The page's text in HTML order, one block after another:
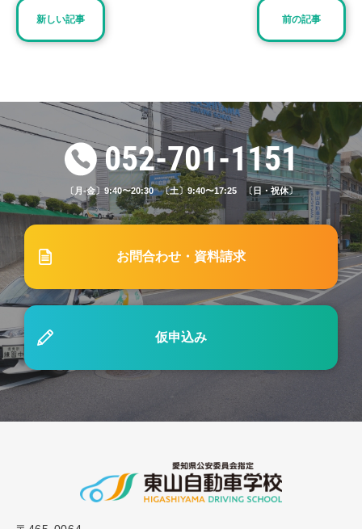
ブログ
ブログ 2026.05.10
#79 仮免許取得年齢の変更とは？制度改正の内容
と早く免許を取得するメリット
冬の短期集中スピードプラン受付終了のお知らせ
#59「MT免許は難しくない！自動車を自在に操る
楽しさを体験しよう」
ブログ 2025.06.01
研修）の選び方と活用ポイント
新しい記事 前の記事
052-701-1151
〔月-金〕9:40〜20:30 〔土〕9:40〜17:25 〔日・祝休〕
お問合わせ・資料請求
仮申込み